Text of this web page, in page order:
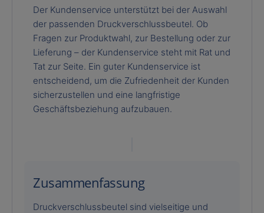
Der Kundenservice unterstützt bei der Auswahl
der passenden Druckverschlussbeutel. Ob
Fragen zur Produktwahl, zur Bestellung oder zur
Lieferung – der Kundenservice steht mit Rat und
Tat zur Seite. Ein guter Kundenservice ist
entscheidend, um die Zufriedenheit der Kunden
sicherzustellen und eine langfristige
Geschäftsbeziehung aufzubauen.
Zusammenfassung
Druckverschlussbeutel sind vielseitige und